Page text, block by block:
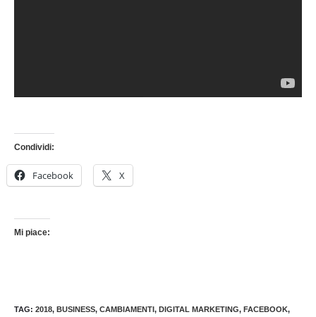
Condividi:
Facebook X
Mi piace:
TAG: 2018, BUSINESS, CAMBIAMENTI, DIGITAL MARKETING, FACEBOOK,